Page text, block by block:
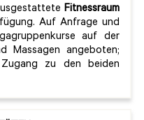
Fitnessraum
Auf Anfrage und
auf der
Massagen angeboten;
zu den beiden